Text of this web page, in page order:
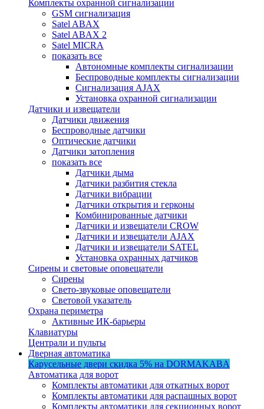
Комплекты охранной сигнализации
GSM сигнализация
Satel ABAX
Satel ABAX 2
Satel MICRA
показать все
Автономные комплекты сигнализации
Беспроводные комплекты сигнализации
Сигнализация AJAX
Установка охранной сигнализации
Датчики и извещатели
Датчики движения
Беспроводные датчики
Оптические датчики
Датчики затопления
показать все
Датчики дыма
Датчики разбития стекла
Датчики вибрации
Датчики открытия и герконы
Комбинированные датчики
Датчики и извещатели CROW
Датчики и извещатели AJAX
Датчики и извещатели SATEL
Установка охранных датчиков
Сирены и световые оповещатели
Сирены
Свето-звуковые оповещатели
Световой указатель
Охрана периметра
Активные ИК-барьеры
Клавиатуры
Централи и пульты
Дверная автоматика
Карусельные двери скидка 5% на DORMAKABA
Автоматика для ворот
Комплекты автоматики для откатных ворот
Комплекты автоматики для распашных ворот
Комплекты автоматики для секционных ворот